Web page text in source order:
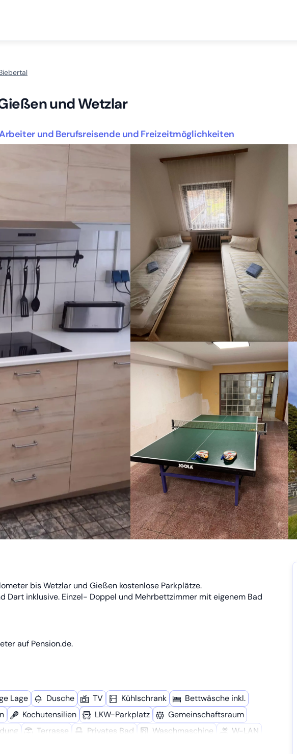
und Wetzlar
und Berufsreisende und Freizeitmöglichkeiten
bis Wetzlar und Gießen kostenlose Parkplätze.
Dart inklusive. Einzel- Doppel und Mehrbettzimmer mit eigenem Bad
auf Pension.de.
Lage Dusche TV Kühl­schrank
Bettwäsche inkl.
Kochutensilien LKW-Parkplatz
Gemeinschafts­raum
Terrasse Privates Bad Wasch­maschine
W-LAN